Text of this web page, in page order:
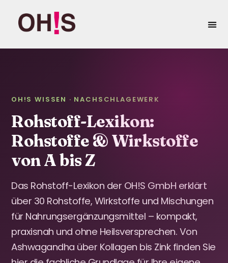
springen
OH!S WISSEN · NACHSCHLAGEWERK
Rohstoff-Lexikon:
Rohstoffe & Wirkstoffe
von A bis Z
Das Rohstoff-Lexikon der OH!S GmbH erklärt
über 30 Rohstoffe, Wirkstoffe und Mischungen
für Nahrungsergänzungsmittel – kompakt,
praxisnah und ohne Heilsversprechen. Von
Ashwagandha über Kollagen bis Zink finden Sie